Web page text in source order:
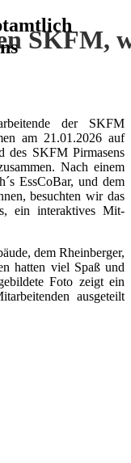
SKFM,
der SKFM
am 21.01.2026 auf
des SKFM Pirmasens
Nach einem
EssCoBar, und dem
besuchten wir das
ein interaktives Mit-
dem Rheinberger,
hatten viel Spaß und
Foto zeigt ein
ausgeteilt